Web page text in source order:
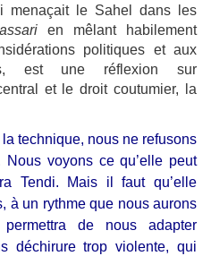
menaçait le Sahel dans les
en mêlant habilement
politiques et aux
est une réflexion sur
et le droit coutumier, la
technique, nous ne refusons
Nous voyons ce qu’elle peut
Tendi. Mais il faut qu’elle
à un rythme que nous aurons
de nous adapter
déchirure trop violente, qui